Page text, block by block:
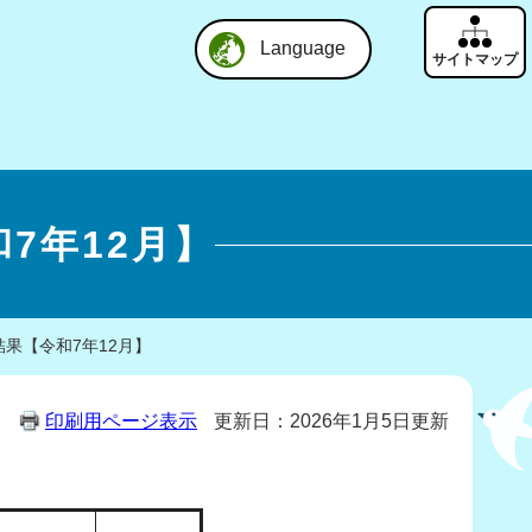
Language
年12月】
【令和7年12月】
印刷用ページ表示 更新日：2026年1月5日更新